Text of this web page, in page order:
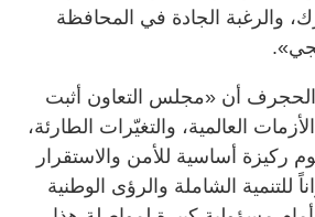
والرغبة الجادة في المحافظة
أن «مجلس التعاون أثبت
العالمية، والتغيّرات الطارئة،
ركيزة أساسية للأمن والاستقرار
للتنمية الشاملة والرؤى الوطنية